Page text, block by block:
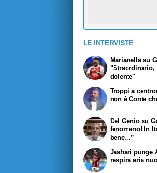
LE INTERVISTE
Marianella su
"Straordinario,
dolente"
Troppi a
non è Conte
Del Genio su
fenomeno! In
bene…”
Jashari punge
respira aria